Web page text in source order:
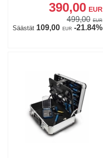
390,00 EUR
499,00 EUR
Säästät109,00 EUR -21.84%